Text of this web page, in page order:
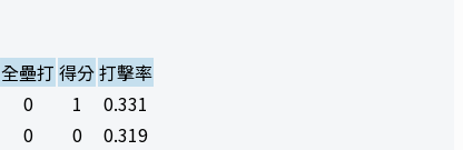
全壘打 得分打擊率
0 1
0.331
0 0
0.319